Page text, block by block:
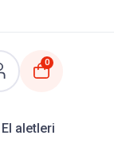
0
El aletleri